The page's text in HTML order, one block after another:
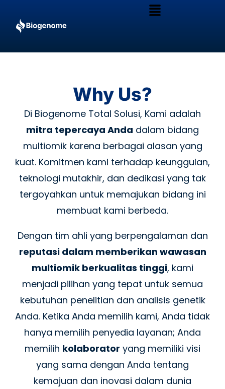
content
Menu
Why Us?
Di Biogenome Total Solusi, Kami adalah
mitra tepercaya Anda dalam bidang
multiomik karena berbagai alasan yang
kuat. Komitmen kami terhadap keunggulan,
teknologi mutakhir, dan dedikasi yang tak
tergoyahkan untuk memajukan bidang ini
membuat kami berbeda.
Dengan tim ahli yang berpengalaman dan
reputasi dalam memberikan wawasan
multiomik berkualitas tinggi, kami
menjadi pilihan yang tepat untuk semua
kebutuhan penelitian dan analisis genetik
Anda. Ketika Anda memilih kami, Anda tidak
hanya memilih penyedia layanan; Anda
memilih kolaborator yang memiliki visi
yang sama dengan Anda tentang
kemajuan dan inovasi dalam dunia